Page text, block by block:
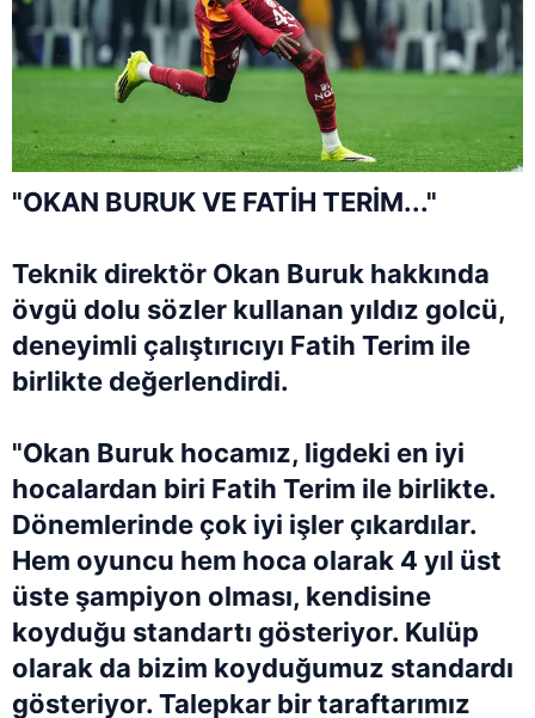
"OKAN BURUKVE FATİH TERİM..."
Teknik direktör Okan Buruk hakkında
övgü dolu sözler kullanan yıldız golcü,
deneyimli çalıştırıcıyı Fatih Terim ile
birlikte değerlendirdi.
"Okan Buruk hocamız, ligdeki en iyi
hocalardan biri Fatih Terim ile birlikte.
Dönemlerinde çok iyi işler çıkardılar.
Hem oyuncu hem hoca olarak 4 yıl üst
üste şampiyon olması, kendisine
koyduğu standartı gösteriyor. Kulüp
olarak da bizim koyduğumuz standardı
gösteriyor. Talepkar bir taraftarımız